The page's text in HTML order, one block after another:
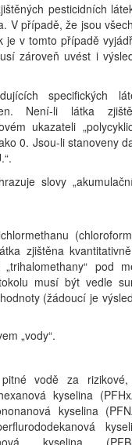
pesticidních
V případě, že jsou
je v tomto případě
zároveň uvést i
specifických
Není-li látka
ukazateli
0. Jsou-li stanoveny
slovy
zjištěna
pod
musí být vedle
(žádoucí je
„vody“.
vodě za
kyselina
kyselina
kyselina